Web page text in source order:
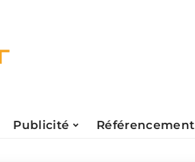
Publicité Référencement